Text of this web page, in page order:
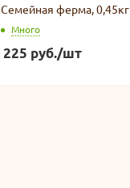
Семейная ферма, 0,45кг
Много
225 руб./шт